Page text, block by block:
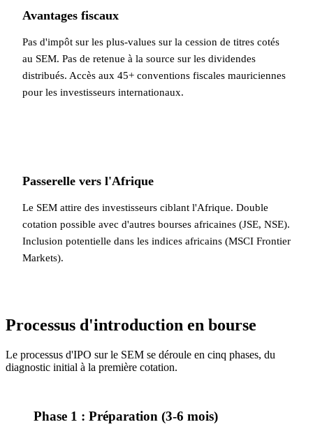
Avantages fiscaux
Pas d'impôt sur les plus-values sur la cession de titres cotés
au SEM. Pas de retenue à la source sur les dividendes
distribués. Accès aux 45+ conventions fiscales mauriciennes
pour les investisseurs internationaux.
Passerelle vers l'Afrique
Le SEM attire des investisseurs ciblant l'Afrique. Double
cotation possible avec d'autres bourses africaines (JSE, NSE).
Inclusion potentielle dans les indices africains (MSCI Frontier
Markets).
Processus d'introduction en bourse
Le processus d'IPO sur le SEM se déroule en cinq phases, du
diagnostic initial à la première cotation.
Phase 1 : Préparation (3-6 mois)